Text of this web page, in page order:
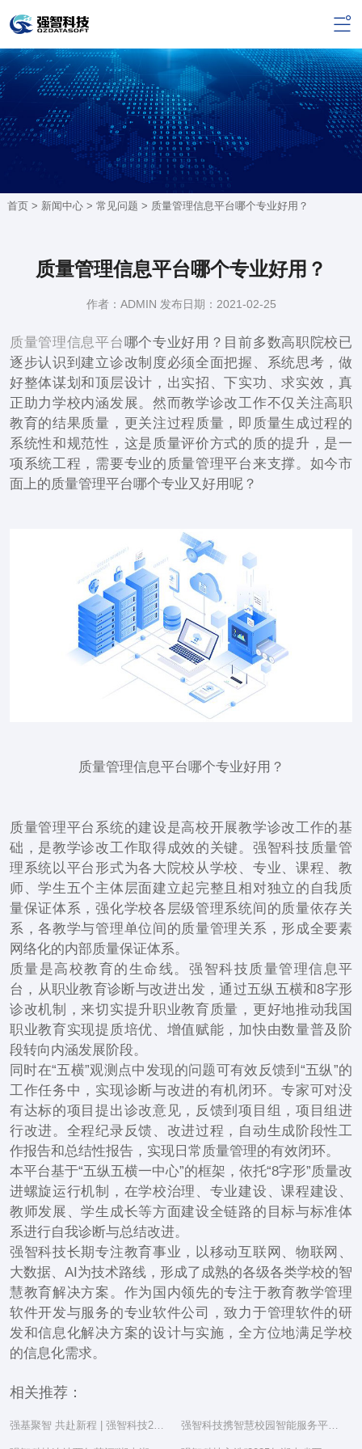
首页 > 新闻中心> 常见问题 > 质量管理信息平台哪个专业好用？
质量管理信息平台哪个专业好用？
作者：ADMIN 发布日期：2021-02-25
质量管理信息平台 哪个专业好用？目前多数高职院校已
逐步认识到建立诊改制度必须全面把握、系统思考，做
好整体谋划和顶层设计，出实招、下实功、求实效，真
正助力学校内涵发展。然而教学诊改工作不仅关注高职
教育的结果质量，更关注过程质量，即质量生成过程的
系统性和规范性，这是质量评价方式的质的提升，是一
项系统工程，需要专业的质量管理平台来支撑。如今市
面上的质量管理平台哪个专业又好用呢？
质量管理信息平台哪个专业好用？
质量管理平台系统的建设是高校开展教学诊改工作的基
础，是教学诊改工作取得成效的关键。强智科技质量管
理系统以平台形式为各大院校从学校、专业、课程、教
师、学生五个主体层面建立起完整且相对独立的自我质
量保证体系，强化学校各层级管理系统间的质量依存关
系，各教学与管理单位间的质量管理关系，形成全要素
网络化的内部质量保证体系。
质量是高校教育的生命线。强智科技质量管理信息平
台，从职业教育诊断与改进出发，通过五纵五横和8字形
诊改机制，来切实提升职业教育质量，更好地推动我国
职业教育实现提质培优、增值赋能，加快由数量普及阶
段转向内涵发展阶段。
同时在“五横”观测点中发现的问题可有效反馈到“五纵”的
工作任务中，实现诊断与改进的有机闭环。专家可对没
有达标的项目提出诊改意见，反馈到项目组，项目组进
行改进。全程纪录反馈、改进过程，自动生成阶段性工
作报告和总结性报告，实现日常质量管理的有效闭环。
本平台基于“五纵五横一中心”的框架，依托“8字形”质量改
进螺旋运行机制，在学校治理、专业建设、课程建设、
教师发展、学生成长等方面建设全链路的目标与标准体
系进行自我诊断与总结改进。
强智科技长期专注教育事业，以移动互联网、物联网、
大数据、AI为技术路线，形成了成熟的各级各类学校的智
慧教育解决方案。作为国内领先的专注于教育教学管理
软件开发与服务的专业软件公司，致力于管理软件的研
发和信息化解决方案的设计与实施，全方位地满足学校
的信息化需求。
相关推荐：
强基聚智 共赴新程 | 强智科技2025年度总结表彰大会隆重举行 强智科技携智慧校园智能服务平台亮相湖南省教育信息化工作研讨会